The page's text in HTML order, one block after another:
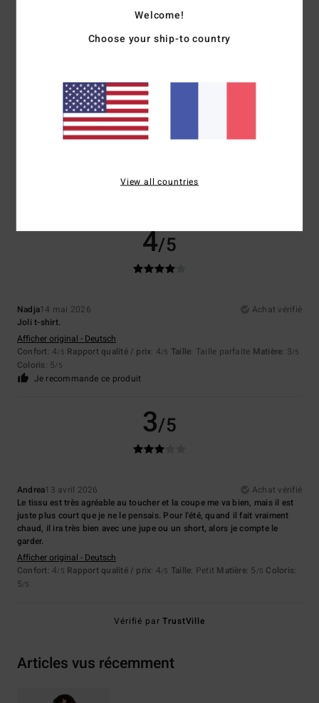
4.0
4.0
Taille
Trop petit Trop grand
4/5
Nadja14 mai 2026
Achat vérifié
Joli t-shirt.
Afficher original - Deutsch
Confort: 4/5 Rapport qualité / prix: 4/5 Taille: Taille parfaite Matière: 3/5
Coloris: 5/5
Je recommande ce produit
3/5
Andrea13 avril 2026
Achat vérifié
Le tissu est très agréable au toucher et la coupe me va bien, mais il est
juste plus court que je ne le pensais. Pour l'été, quand il fait vraiment
chaud, il ira très bien avec une jupe ou un short, alors je compte le
garder.
Afficher original - Deutsch
Confort: 4/5 Rapport qualité / prix: 4/5 Taille: Petit Matière: 5 /5 Coloris:
5/5
Vérifié parTrustVille
Articles vus récemment
Welcome!
Choose your ship-to country
View all countries